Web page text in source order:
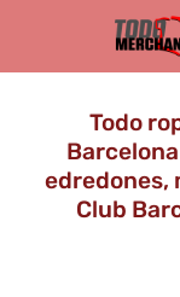
Todo
edredones,
Club